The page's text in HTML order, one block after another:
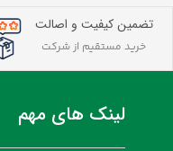
تضمین کیفیت و اصالت
خرید مستقیم از شرکت
لینک های مهم